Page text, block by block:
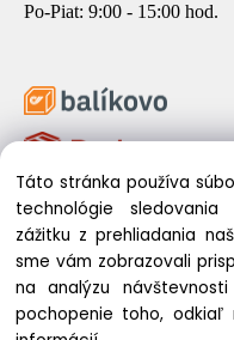
Po-Piat: 9:00 - 15:00 hod.
© 2026 Spirituálna
Táto stránka používa
technológie
zážitku z prehliadania
sme vám zobrazovali
na analýzu
pochopenie toho, odkiaľ